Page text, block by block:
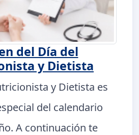
del Día del
y Dietista
y Dietista es
del calendario
A continuación te